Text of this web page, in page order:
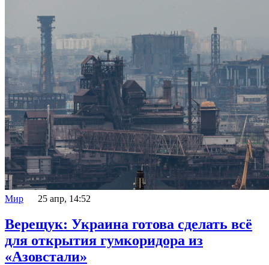
Мир 25 апр, 14:52
Верещук: Украина готова сделать всё
для открытия гумкоридора из
«Азовстали»